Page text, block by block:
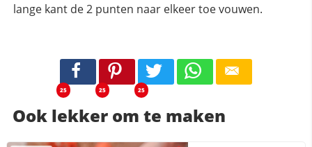
lange kant de 2 punten naar elkeer toe vouwen.
25 25 25
Ook lekker om te maken